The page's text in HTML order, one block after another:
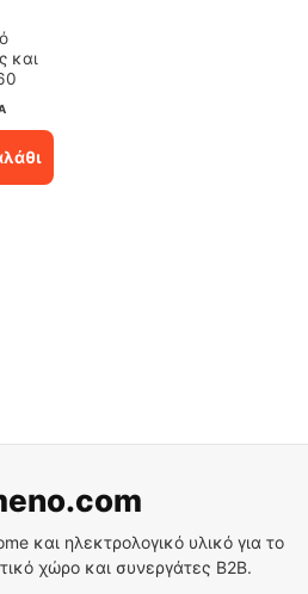
και
και ηλεκτρολογικό υλικό για το
χώρο και συνεργάτες B2B.